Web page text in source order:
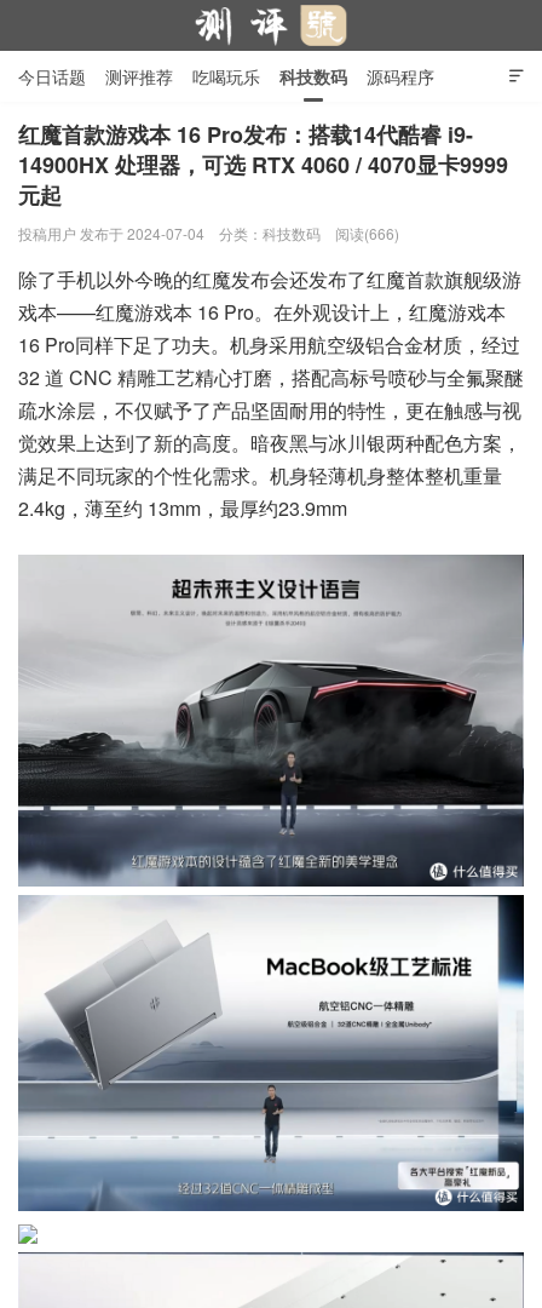

今日话题 测评推荐 吃喝玩乐 科技数码 源码程序
行业产品 在线投稿 隐私政策
红魔首款游戏本 16 Pro发布：搭载14代酷睿 i9-
14900HX 处理器，可选 RTX 4060 / 4070显卡9999
元起
投稿用户 发布于 2024-07-04 分类： 科技数码 阅读(666)
除了手机以外今晚的红魔发布会还发布了红魔首款旗舰级游
戏本——红魔游戏本 16 Pro。在外观设计上，红魔游戏本
16 Pro同样下足了功夫。机身采用航空级铝合金材质，经过
32 道 CNC 精雕工艺精心打磨，搭配高标号喷砂与全氟聚醚
疏水涂层，不仅赋予了产品坚固耐用的特性，更在触感与视
觉效果上达到了新的高度。暗夜黑与冰川银两种配色方案，
满足不同玩家的个性化需求。机身轻薄机身整体整机重量
2.4kg，薄至约 13mm，最厚约23.9mm